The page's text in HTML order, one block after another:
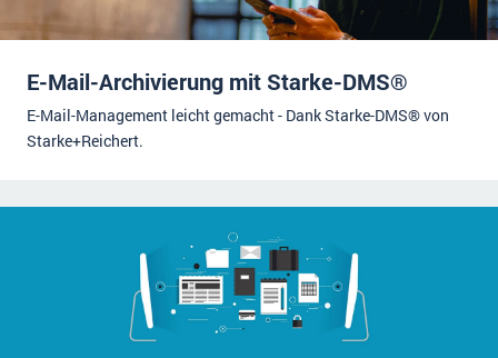
E-Mail-Archivierung mit Starke-DMS®
E-Mail-Management leicht gemacht - Dank Starke-DMS® von
Starke+Reichert.